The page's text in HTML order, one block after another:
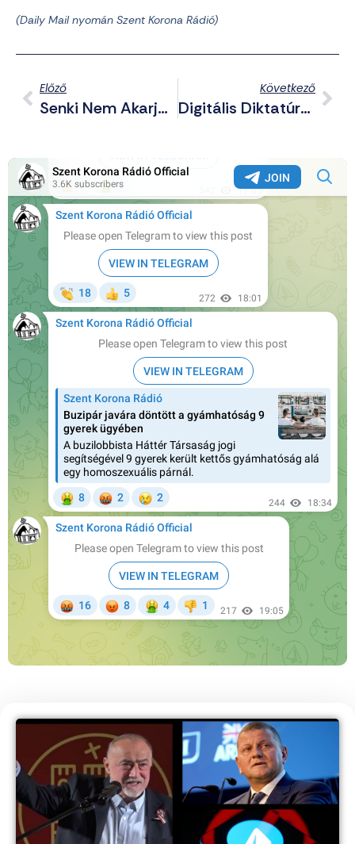
(Daily Mail nyomán Szent Korona Rádió)
Előző
Senki Nem Akarja A Cigányokat Pesztrálni – Rengetegen Hagyták El A Gyermekvédelmet
Következő
Digitális Diktatúra: 2026-Ban Már Bizonyítványt Sem Kapnak A Diákok